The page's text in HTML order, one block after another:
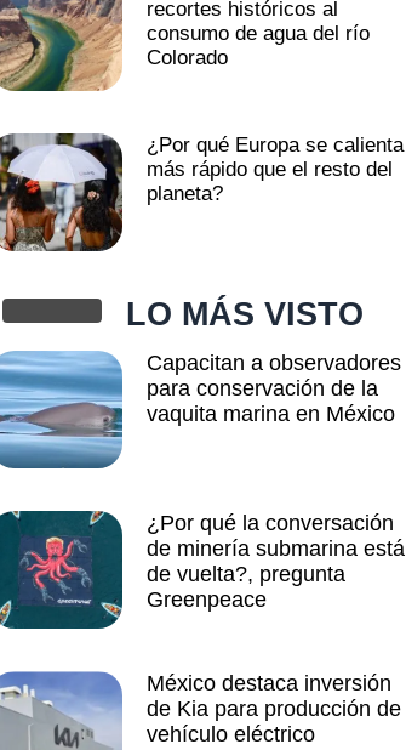
recortes históricos al
consumo de agua del río
Colorado
¿Por qué Europa se calienta
más rápido que el resto del
planeta?
LO MÁS VISTO
Capacitan a observadores
para conservación de la
vaquita marina en México
¿Por qué la conversación
de minería submarina está
de vuelta?, pregunta
Greenpeace
México destaca inversión
de Kia para producción de
vehículo eléctrico